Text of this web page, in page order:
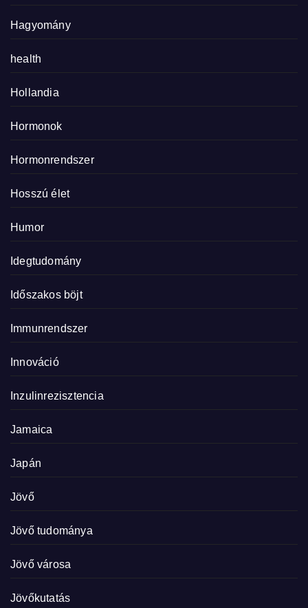
Hagyomány
health
Hollandia
Hormonok
Hormonrendszer
Hosszú élet
Humor
Idegtudomány
Időszakos böjt
Immunrendszer
Innováció
Inzulinrezisztencia
Jamaica
Japán
Jövő
Jövő tudománya
Jövő városa
Jövőkutatás